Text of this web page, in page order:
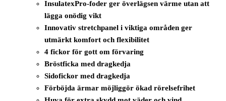
InsulatexPro-foder ger överlägsen värme utan att
lägga onödig vikt
Innovativ stretchpanel i viktiga områden ger
utmärkt komfort och flexibilitet
4 fickor för gott om förvaring
Bröstficka med dragkedja
Sidofickor med dragkedja
Förböjda ärmar möjliggör ökad rörelsefrihet